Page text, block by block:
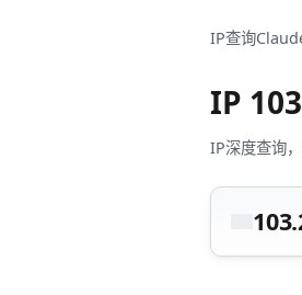
IP查询
IP
IP深度查询